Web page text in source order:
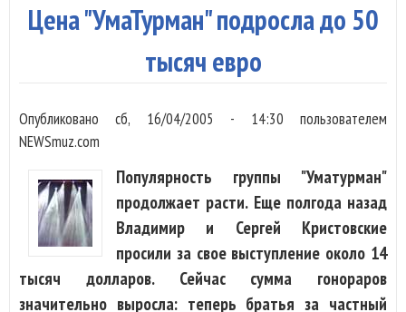
Цена "УмаТурман" подросла до 50
тысяч евро
Опубликованосб, 16/04/2005 - 14:30 пользователем
NEWSmuz.com
Популярность группы "Уматурман"
продолжает расти. Еще полгода назад
Владимир и Сергей Кристовские
просили за свое выступление около 14
тысяч долларов. Сейчас сумма гонораров
значительно выросла: теперь братья за частный